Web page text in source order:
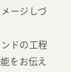
ージしづ
ドの工程
をお伝え